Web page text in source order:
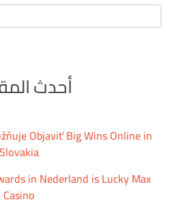
أحدث
Objaviť Big Wins Online in
Slovakia
in Nederland is Lucky Max
Casino